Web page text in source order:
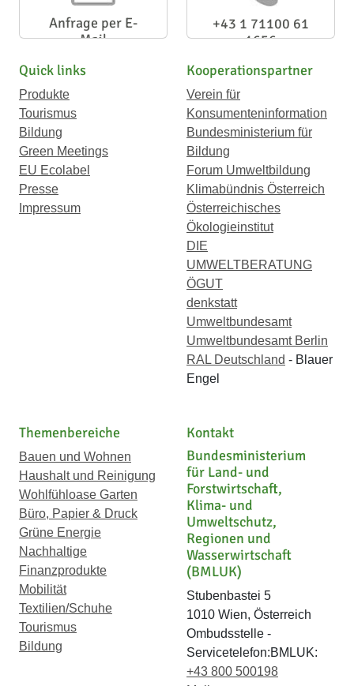
Anfrage per E-
Mail
+43 1 71100 61
1656
Quick links
Produkte
Tourismus
Bildung
Green Meetings
EU Ecolabel
Presse
Impressum
Kooperationspartner
Verein für
Konsumenteninformation
Bundesministerium für
Bildung
Forum Umweltbildung
Klimabündnis Österreich
Österreichisches
Ökologieinstitut
DIE
UMWELTBERATUNG
ÖGUT
denkstatt
Umweltbundesamt
Umweltbundesamt Berlin
RAL Deutschland - Blauer
Engel
Themenbereiche
Bauen und Wohnen
Haushalt und Reinigung
Wohlfühloase Garten
Büro, Papier & Druck
Grüne Energie
Nachhaltige
Finanzprodukte
Mobilität
Textilien/Schuhe
Tourismus
Bildung
Kontakt
Bundesministerium
für Land- und
Forstwirtschaft,
Klima- und
Umweltschutz,
Regionen und
Wasserwirtschaft
(BMLUK)
Stubenbastei 5
1010 Wien, Österreich
Ombudsstelle -
Servicetelefon:BMLUK:
+43 800 500198